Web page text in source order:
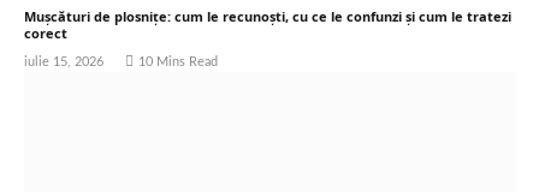
Mușcături de plosnițe: cum le recunoști, cu ce le confunzi și cum le tratezi
corect
iulie 15, 2026 10 Mins Read